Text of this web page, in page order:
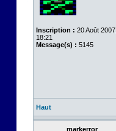
Inscription : 20 Août 2007,
18:21
Message(s) : 5145
Haut
markerror